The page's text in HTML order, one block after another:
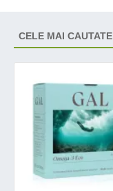
CELE MAI CAUTATE